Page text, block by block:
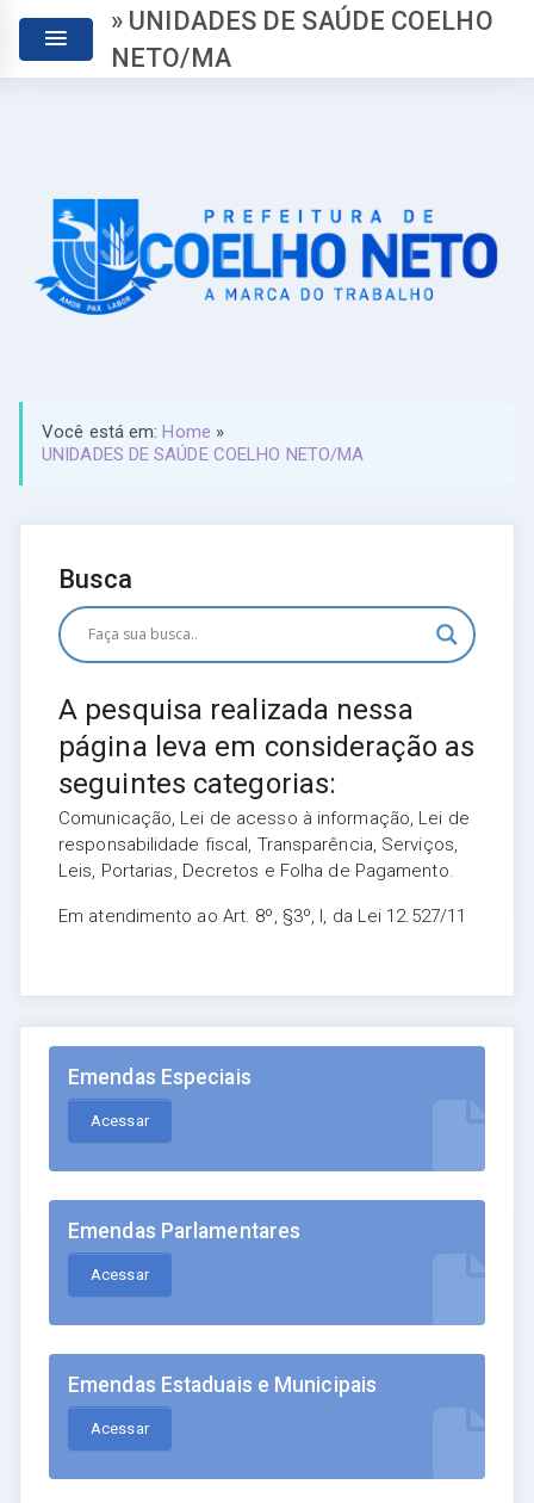
» UNIDADES DE SAÚDE COELHO
NETO/MA
Você está em:Home »
UNIDADES DE SAÚDE COELHO NETO/MA
Busca
A pesquisa realizada nessa
página leva em consideração as
seguintes categorias:
Comunicação, Lei de acesso à informação, Lei de
responsabilidade fiscal, Transparência, Serviços,
Leis, Portarias, Decretos e Folha de Pagamento.
Em atendimento ao Art. 8º, §3º, I, da Lei 12.527/11
Emendas Especiais
Acessar
Emendas Parlamentares
Acessar
Emendas Estaduais e Municipais
Acessar